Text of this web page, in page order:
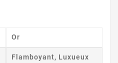
Or
Flamboyant, Luxueux